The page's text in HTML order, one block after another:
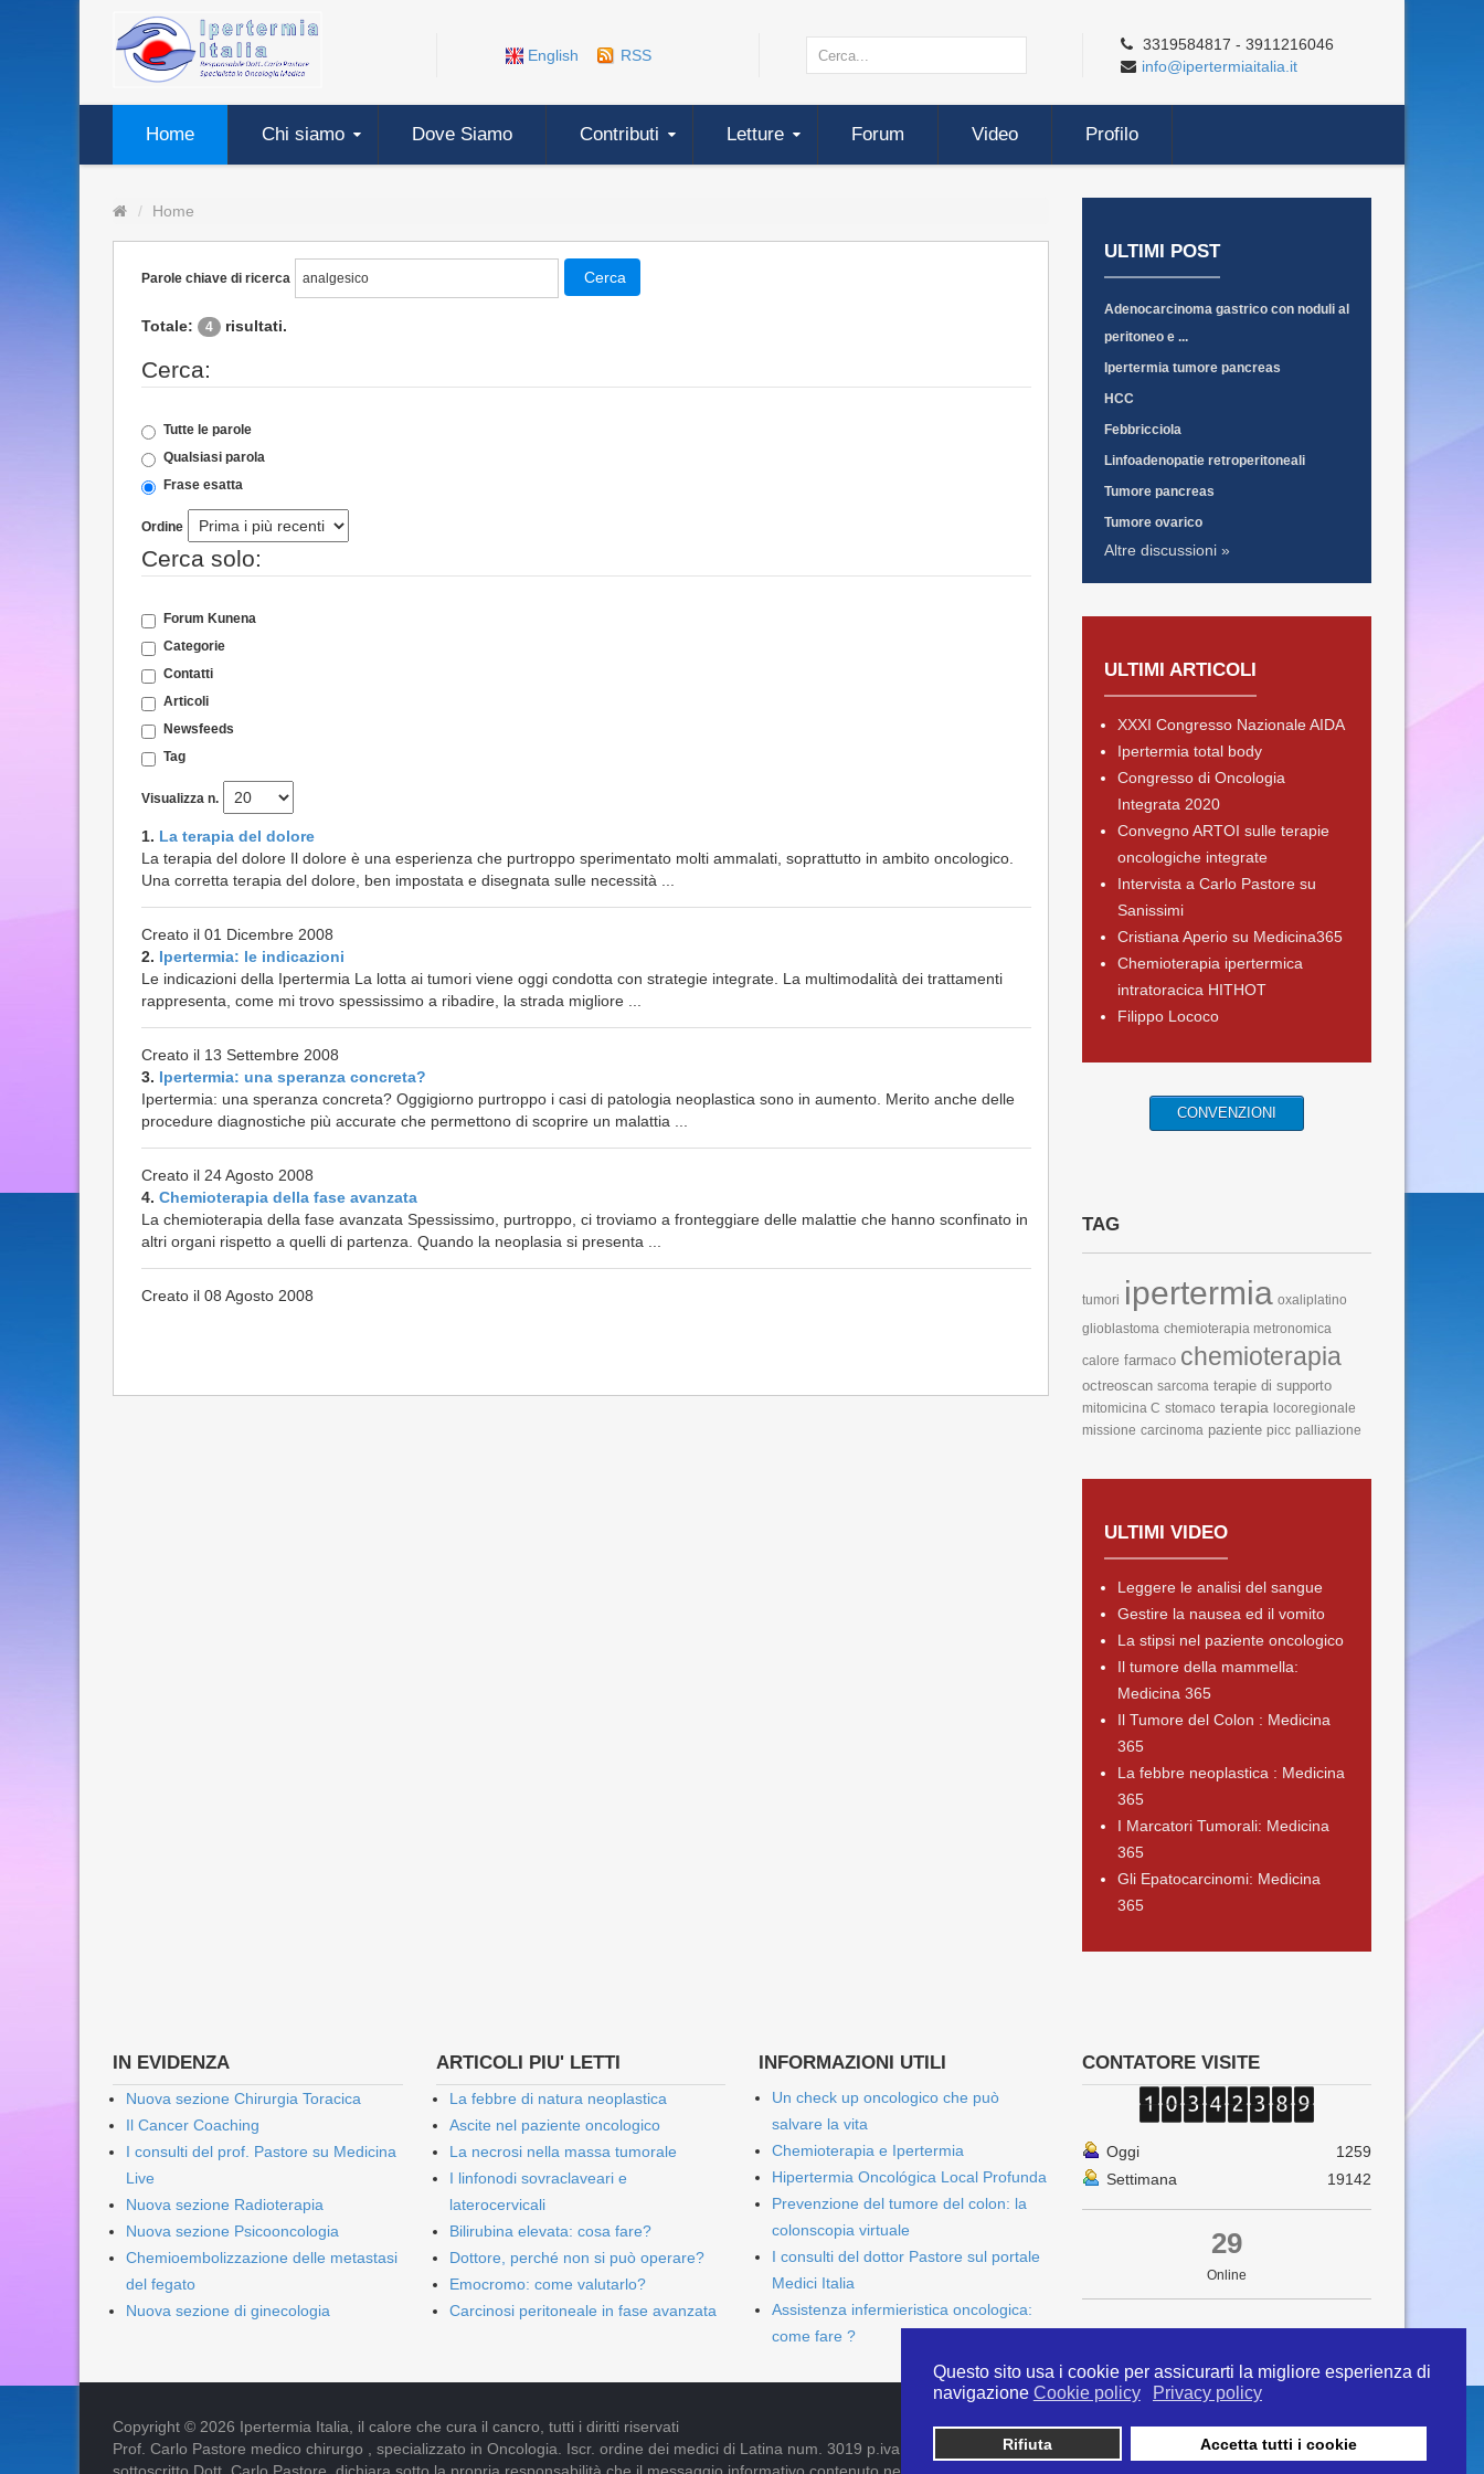
Questo sito usa i cookie per assicurarti la migliore esperienza di
navigazione Cookie policy Privacy policy
Rifiuta Accetta tutti i cookie
English RSS
3319584817 - 3911216046
info@ipertermiaitalia.it
Home Chi siamo Dove Siamo Contributi Letture Forum Video Profilo
Home
Parole chiave di ricerca Cerca
Totale: 4 risultati.
Cerca:
Tutte le parole
Qualsiasi parola
Frase esatta
Ordine
Cerca solo:
Forum Kunena
Categorie
Contatti
Articoli
Newsfeeds
Tag
Visualizza n.
1. La terapia del dolore
La terapia del dolore Il dolore è una esperienza che purtroppo sperimentato molti ammalati, soprattutto in ambito oncologico.
Una corretta terapia del dolore, ben impostata e disegnata sulle necessità ...
Creato il 01 Dicembre 2008
2. Ipertermia: le indicazioni
Le indicazioni della Ipertermia La lotta ai tumori viene oggi condotta con strategie integrate. La multimodalità dei trattamenti
rappresenta, come mi trovo spessissimo a ribadire, la strada migliore ...
Creato il 13 Settembre 2008
3. Ipertermia: una speranza concreta?
Ipertermia: una speranza concreta? Oggigiorno purtroppo i casi di patologia neoplastica sono in aumento. Merito anche delle
procedure diagnostiche più accurate che permettono di scoprire un malattia ...
Creato il 24 Agosto 2008
4. Chemioterapia della fase avanzata
La chemioterapia della fase avanzata Spessissimo, purtroppo, ci troviamo a fronteggiare delle malattie che hanno sconfinato in
altri organi rispetto a quelli di partenza. Quando la neoplasia si presenta ...
Creato il 08 Agosto 2008
ULTIMI POST
Adenocarcinoma gastrico con noduli al
peritoneo e ...
Ipertermia tumore pancreas
HCC
Febbricciola
Linfoadenopatie retroperitoneali
Tumore pancreas
Tumore ovarico
Altre discussioni »
ULTIMI ARTICOLI
XXXI Congresso Nazionale AIDA
Ipertermia total body
Congresso di Oncologia
Integrata 2020
Convegno ARTOI sulle terapie
oncologiche integrate
Intervista a Carlo Pastore su
Sanissimi
Cristiana Aperio su Medicina365
Chemioterapia ipertermica
intratoracica HITHOT
Filippo Lococo
CONVENZIONI
TAG
tumori ipertermia oxaliplatino
glioblastoma chemioterapia metronomica
calore farmaco chemioterapia
octreoscan sarcoma terapie di supporto
mitomicina C stomaco terapia locoregionale
missione carcinoma paziente picc palliazione
ULTIMI VIDEO
Leggere le analisi del sangue
Gestire la nausea ed il vomito
La stipsi nel paziente oncologico
Il tumore della mammella:
Medicina 365
Il Tumore del Colon : Medicina
365
La febbre neoplastica : Medicina
365
I Marcatori Tumorali: Medicina
365
Gli Epatocarcinomi: Medicina
365
IN EVIDENZA
Nuova sezione Chirurgia Toracica
Il Cancer Coaching
I consulti del prof. Pastore su Medicina
Live
Nuova sezione Radioterapia
Nuova sezione Psicooncologia
Chemioembolizzazione delle metastasi
del fegato
Nuova sezione di ginecologia
ARTICOLI PIU' LETTI
La febbre di natura neoplastica
Ascite nel paziente oncologico
La necrosi nella massa tumorale
I linfonodi sovraclaveari e
laterocervicali
Bilirubina elevata: cosa fare?
Dottore, perché non si può operare?
Emocromo: come valutarlo?
Carcinosi peritoneale in fase avanzata
INFORMAZIONI UTILI
Un check up oncologico che può
salvare la vita
Chemioterapia e Ipertermia
Hipertermia Oncológica Local Profunda
Prevenzione del tumore del colon: la
colonscopia virtuale
I consulti del dottor Pastore sul portale
Medici Italia
Assistenza infermieristica oncologica:
come fare ?
CONTATORE VISITE
Oggi
1259
Settimana
19142
29
Online
Copyright © 2026 Ipertermia Italia, il calore che cura il cancro, tutti i diritti riservati
Prof. Carlo Pastore medico chirurgo , specializzato in Oncologia. Iscr. ordine dei medici di Latina num. 3019 p.iva 09052841005 info@ipertermiaitalia.it tel. 331/9584817 . Il